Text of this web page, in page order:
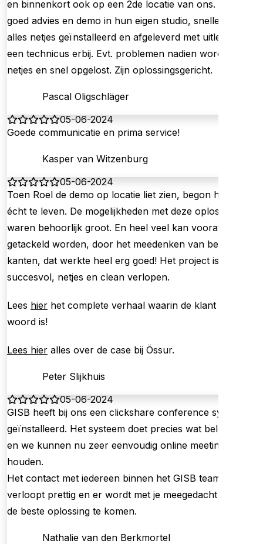
en binnenkort ook op een 2de locatie van ons. Vooraf
goed advies en demo in hun eigen studio, snelle reactie,
alles netjes geïnstalleerd en afgeleverd met uitleg van
een technicus erbij. Evt. problemen nadien worden ook
netjes en snel opgelost. Zijn oplossingsgericht.
Pascal Oligschläger
05-06-2024
Goede communicatie en prima service!
Kasper van Witzenburg
05-06-2024
Toen Roel de demo op locatie liet zien, begon het pas
écht te leven. De mogelijkheden met deze oplossing
waren behoorlijk groot. En heel veel kan vooraf al
getackeld worden, door het meedenken van beiden
kanten, dat werkte heel erg goed! Het project is heel
succesvol, netjes en clean verlopen.
Lees hier het complete verhaal waarin de klant aan het
woord is!
Lees hier alles over de case bij Össur.
Peter Slijkhuis
05-06-2024
GISB heeft bij ons een clickshare conference systeem
geïnstalleerd. Het systeem doet precies wat beloofd is
en we kunnen nu zeer eenvoudig online meetings
houden.
Het contact met iedereen binnen het GISB team
verloopt prettig en er wordt met je meegedacht om tot
de beste oplossing te komen.
Nathalie van den Berkmortel